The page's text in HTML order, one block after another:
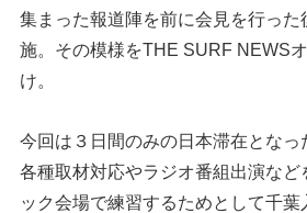
集まった報道陣を前に会見を行った
施。その模様をTHE SURF NEWS
け。
今回は３日間のみの日本滞在となっ
各種取材対応やラジオ番組出演な
ック会場で練習するためとして千葉